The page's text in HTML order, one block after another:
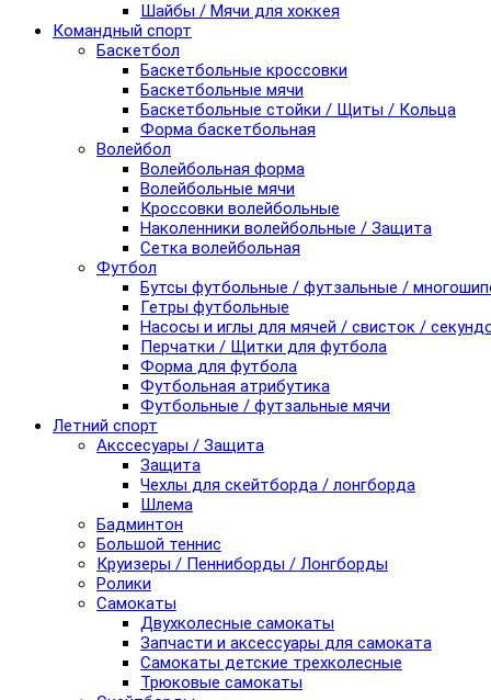
Шайбы / Мячи для хоккея
Командный спорт
Баскетбол
Баскетбольные кроссовки
Баскетбольные мячи
Баскетбольные стойки / Щиты / Кольца
Форма баскетбольная
Волейбол
Волейбольная форма
Волейбольные мячи
Кроссовки волейбольные
Наколенники волейбольные / Защита
Сетка волейбольная
Футбол
Бутсы футбольные / футзальные /
Гетры футбольные
Насосы и иглы для мячей / свисток /
Перчатки / Щитки для футбола
Форма для футбола
Футбольная атрибутика
Футбольные / футзальные мячи
Летний спорт
Акссесуары / Защита
Защита
Чехлы для скейтборда / лонгборда
Шлема
Бадминтон
Большой теннис
Круизеры / Пенниборды / Лонгборды
Ролики
Самокаты
Двухколесные самокаты
Запчасти и аксессуары для самоката
Самокаты детские трехколесные
Трюковые самокаты